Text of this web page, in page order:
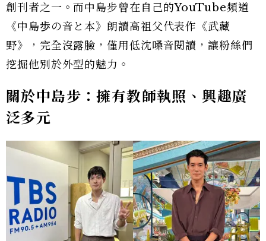
創刊者之一。而中島步曾在自己的YouTube頻道
《中島歩の音と本》朗讀高祖父代表作《武藏
野》，完全沒露臉，僅用低沈嗓音閱讀，讓粉絲們
挖掘他別於外型的魅力。
關於中島步：擁有教師執照、興趣廣
泛多元